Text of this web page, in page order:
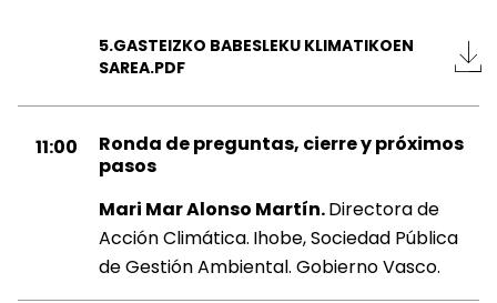
5.GASTEIZKO BABESLEKU KLIMATIKOEN
SAREA.PDF
11:00
Ronda de preguntas, cierre y próximos
pasos
Mari Mar Alonso Martín.Directora de
Acción Climática. Ihobe, Sociedad Pública
de Gestión Ambiental. Gobierno Vasco.